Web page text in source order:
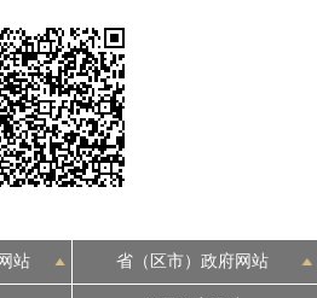
法人服务
阳光政务
站 省（区市）政府网站